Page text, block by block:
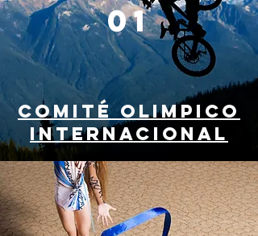
01
COMITÉ OLIMPICO
INTERNACIONAL